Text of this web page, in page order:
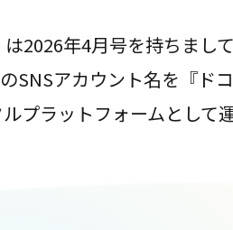
2026年4月号を持ちまし
SNSアカウント名を『ド
プラットフォームとして